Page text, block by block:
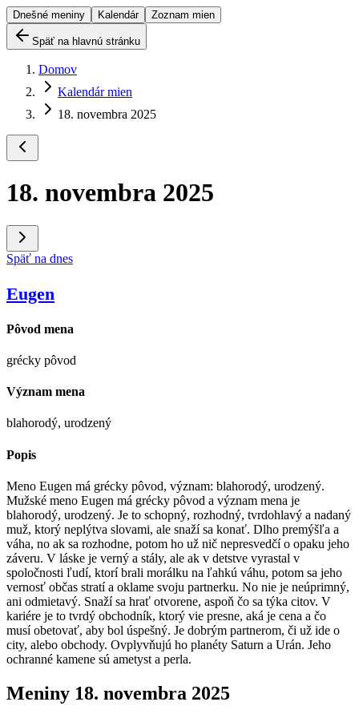
Dnešné meniny Kalendár Zoznam mien
Späť na hlavnú stránku
Domov
Kalendár mien
18. novembra 2025
18. novembra 2025
Späť na dnes
Eugen
Pôvod mena
grécky pôvod
Význam mena
blahorodý, urodzený
Popis
Meno Eugen má grécky pôvod, význam: blahorodý, urodzený.
Mužské meno Eugen má grécky pôvod a význam mena je
blahorodý, urodzený. Je to schopný, rozhodný, tvrdohlavý a nadaný
muž, ktorý neplýtva slovami, ale snaží sa konať. Dlho premýšľa a
váha, no ak sa rozhodne, potom ho už nič nepresvedčí o opaku jeho
záveru. V láske je verný a stály, ale ak v detstve vyrastal v
spoločnosti ľudí, ktorí brali morálku na ľahkú váhu, potom sa jeho
vernosť občas stratí a oklame svoju partnerku. No nie je neúprimný,
ani odmietavý. Snaží sa hrať otvorene, aspoň čo sa týka citov. V
kariére je to tvrdý obchodník, ktorý vie presne, aká je cena a čo
musí obetovať, aby bol úspešný. Je dobrým partnerom, či už ide o
city, alebo obchody. Ovplyvňujú ho planéty Saturn a Urán. Jeho
ochranné kamene sú ametyst a perla.
Meniny 18. novembra 2025